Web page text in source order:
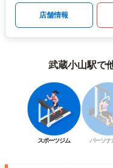
店舗情報
武蔵小山駅で
スポーツジム パーソナ